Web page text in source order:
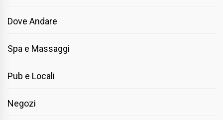
Dove Andare
Spa e Massaggi
Pub e Locali
Negozi